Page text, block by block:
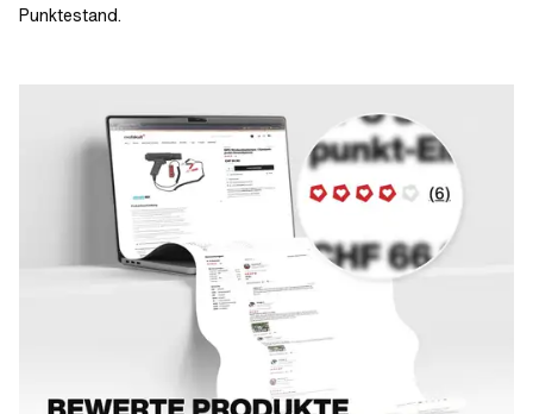
Punktestand.